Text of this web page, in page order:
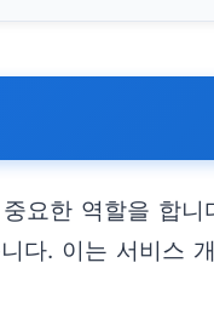
요한 역할을 합
다. 이는 서비스